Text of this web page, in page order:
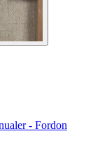
- Fordon